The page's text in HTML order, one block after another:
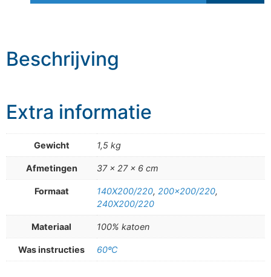
Beschrijving
Extra informatie
Gewicht 1,5 kg
Afmetingen 37 × 27 × 6 cm
Formaat 140X200/220, 200×200/220,
240X200/220
Materiaal 100% katoen
Was instructies 60ºC